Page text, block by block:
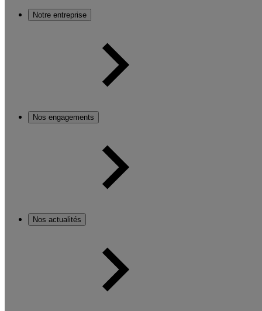
Notre entreprise
Nos engagements
Nos actualités